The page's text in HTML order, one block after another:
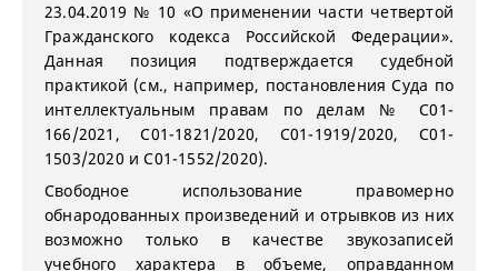
23.04.2019 № 10 «О применении части четвертой
Гражданского кодекса Российской Федерации».
Данная позиция подтверждается судебной
практикой (см., например, постановления Суда по
интеллектуальным правам по делам № С01-
166/2021, С01-1821/2020, С01-1919/2020, С01-
1503/2020 и С01-1552/2020).
Свободное использование правомерно
обнародованных произведений и отрывков из них
возможно только в качестве звукозаписей
учебного характера в объеме, оправданном